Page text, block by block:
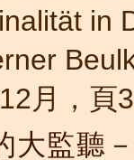
in
月，頁
大監聽